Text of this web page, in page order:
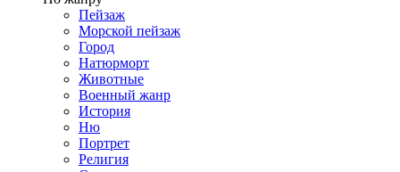
Пейзаж
Морской пейзаж
Город
Натюрморт
Животные
Военный жанр
История
Ню
Портрет
Религия